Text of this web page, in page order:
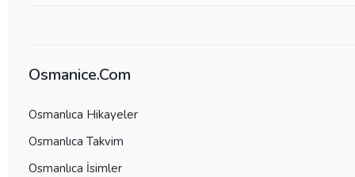
Osmanice.Com
Osmanlıca Hikayeler
Osmanlıca Takvim
Osmanlıca İsimler